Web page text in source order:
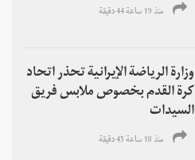
منذ 19 ساعة 44 دقیقة
وزارة الرياضة الإيرانية تحذر اتحاد
كرة القدم بخصوص ملابس فريق
السيدات
منذ 18 ساعة 45 دقیقة